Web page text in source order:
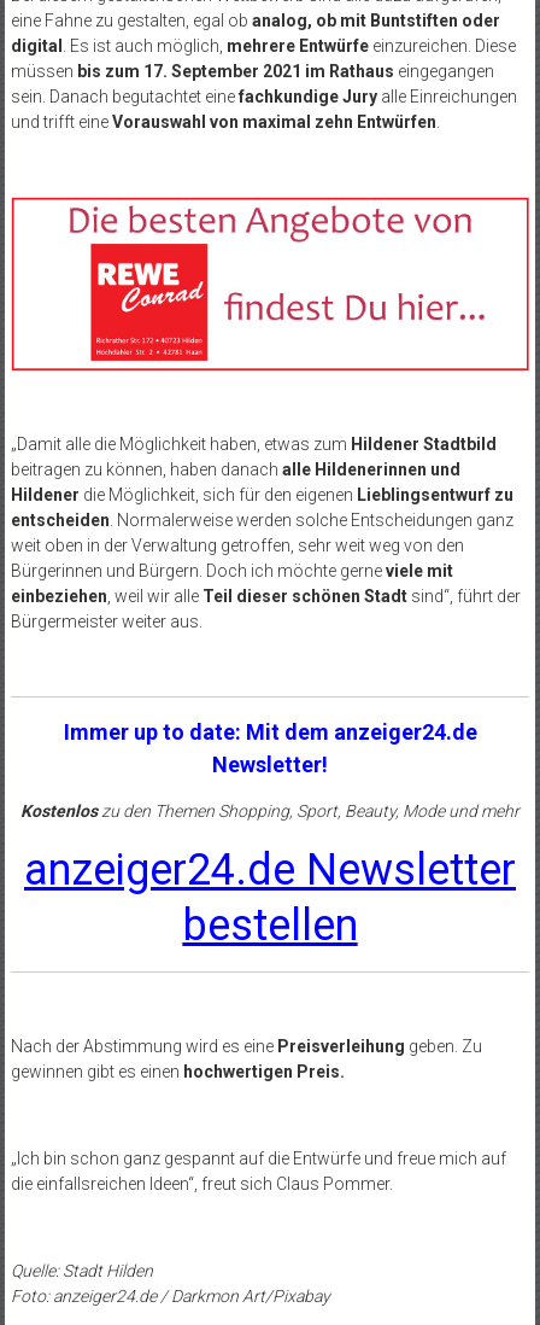
eine Fahne zu gestalten, egal ob analog, ob mit Buntstiften oder
digital . Es ist auch möglich, mehrere Entwürfeeinzureichen. Diese
müssen bis zum 17. September 2021 im Rathaus eingegangen
sein. Danach begutachtet einefachkundige Juryalle Einreichungen
und trifft eineVorauswahl von maximal zehn Entwürfen.
„Damit alle die Möglichkeit haben, etwas zum Hildener Stadtbild
beitragen zu können, haben danach alle Hildenerinnen und
Hildener die Möglichkeit, sich für den eigenen Lieblingsentwurf zu
entscheiden . Normalerweise werden solche Entscheidungen ganz
weit oben in der Verwaltung getroffen, sehr weit weg von den
Bürgerinnen und Bürgern. Doch ich möchte gerneviele mit
einbeziehen , weil wir alle Teil dieser schönen Stadtsind“, führt der
Bürgermeister weiter aus.
Immer up to date: Mit dem anzeiger24.de
Newsletter!
Kostenloszu den Themen Shopping, Sport, Beauty, Mode und mehr
anzeiger24.de Newsletter
bestellen
Nach der Abstimmung wird es eine Preisverleihung geben. Zu
gewinnen gibt es einen hochwertigen Preis.
„Ich bin schon ganz gespannt auf die Entwürfe und freue mich auf
die einfallsreichen Ideen“, freut sich Claus Pommer.
Quelle: Stadt Hilden
Foto: anzeiger24.de / Darkmon Art/Pixabay